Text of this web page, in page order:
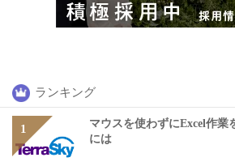
ランキング
マウスを使わずにExcel作業
には